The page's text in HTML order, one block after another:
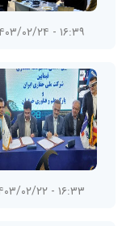
۱۶:۳۹ - ۱۴۰۳/۰۲/۲۴
۱۶:۳۳ - ۱۴۰۳/۰۲/۲۲